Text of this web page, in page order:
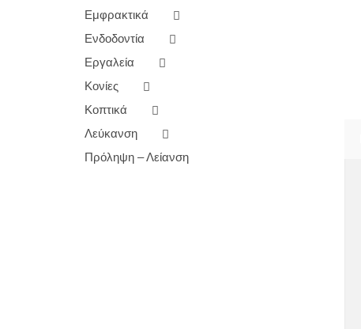
Εμφρακτικά
Ενδοδοντία
Εργαλεία
Κονίες
Κοπτικά
Λεύκανση
Πρόληψη – Λείανση